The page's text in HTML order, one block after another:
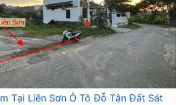
Tại Liên Sơn Ô Tô Đỗ Tận Đất Sát